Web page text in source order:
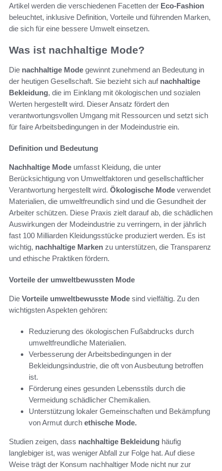
Artikel werden die verschiedenen Facetten der Eco-Fashion
beleuchtet, inklusive Definition, Vorteile und führenden Marken,
die sich für eine bessere Umwelt einsetzen.
Was ist nachhaltige Mode?
Die nachhaltige Mode gewinnt zunehmend an Bedeutung in
der heutigen Gesellschaft. Sie bezieht sich auf nachhaltige
Bekleidung, die im Einklang mit ökologischen und sozialen
Werten hergestellt wird. Dieser Ansatz fördert den
verantwortungsvollen Umgang mit Ressourcen und setzt sich
für faire Arbeitsbedingungen in der Modeindustrie ein.
Definition und Bedeutung
Nachhaltige Mode umfasst Kleidung, die unter
Berücksichtigung von Umweltfaktoren und gesellschaftlicher
Verantwortung hergestellt wird. Ökologische Mode verwendet
Materialien, die umweltfreundlich sind und die Gesundheit der
Arbeiter schützen. Diese Praxis zielt darauf ab, die schädlichen
Auswirkungen der Modeindustrie zu verringern, in der jährlich
fast 100 Milliarden Kleidungsstücke produziert werden. Es ist
wichtig, nachhaltige Marken zu unterstützen, die Transparenz
und ethische Praktiken fördern.
Vorteile der umweltbewussten Mode
Die Vorteile umweltbewusste Mode sind vielfältig. Zu den
wichtigsten Aspekten gehören:
Reduzierung des ökologischen Fußabdrucks durch
umweltfreundliche Materialien.
Verbesserung der Arbeitsbedingungen in der
Bekleidungsindustrie, die oft von Ausbeutung betroffen
ist.
Förderung eines gesunden Lebensstils durch die
Vermeidung schädlicher Chemikalien.
Unterstützung lokaler Gemeinschaften und Bekämpfung
von Armut durch ethische Mode.
Studien zeigen, dass nachhaltige Bekleidung häufig
langlebiger ist, was weniger Abfall zur Folge hat. Auf diese
Weise trägt der Konsum nachhaltiger Mode nicht nur zur